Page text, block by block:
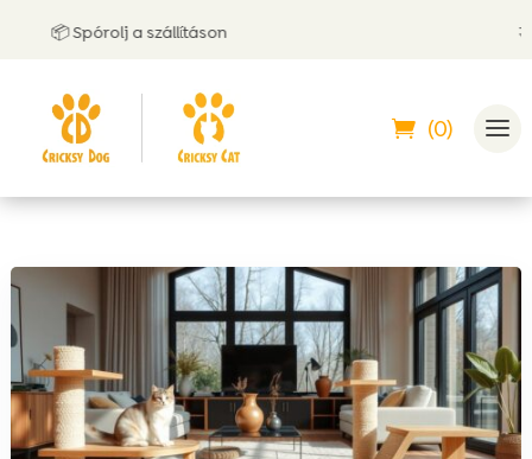
📦 Spórolj a szállításon 🤝
(0)